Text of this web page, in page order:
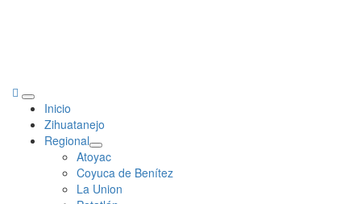
Primary
Menu
Inicio
Zihuatanejo
Regional
Atoyac
Coyuca de Benítez
La Union